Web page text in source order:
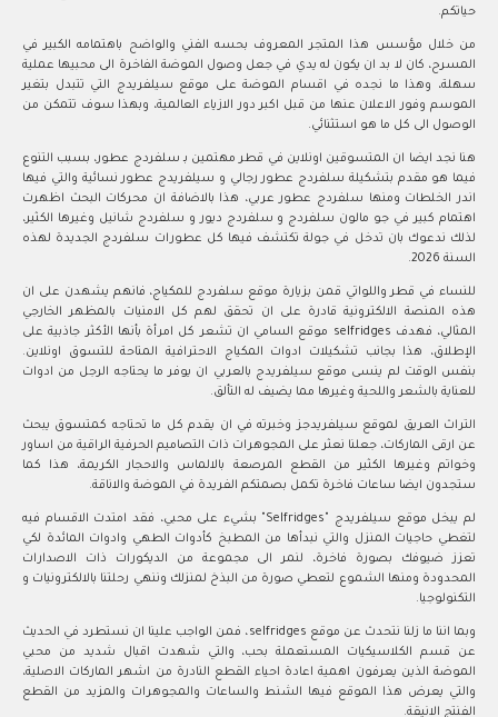
حياتكم.
من خلال مؤسس هذا المتجر المعروف بحسه الفني والواضح باهتمامه الكبير في
المسرح، كان لا بد ان يكون له يدي في جعل وصول الموضة الفاخرة الى محبيها عملية
سهلة، وهذا ما نجده في اقسام الموضة على موقع سيلفريدج التي تتبدل بتغير
الموسم وفور الاعلان عنها من قبل اكبر دور الازياء العالمية، وبهذا سوف تتمكن من
الوصول الى كل ما هو استثنائي.
هنا نجد ايضا ان المتسوقين اونلاين في قطر مهتمين بـ سلفردج عطور، بسبب التنوع
فيما هو مقدم بتشكيلة سلفردج عطور رجالي و سيلفريدج عطور نسائية والتي فيها
اندر الخلطات ومنها سلفردج عطور عربي، هذا بالاضافة ان محركات البحث اظهرت
اهتمام كبير في جو مالون سلفردج و سلفردج ديور و سلفردج شانيل وغيرها الكثير،
لذلك ندعوك بان تدخل في جولة تكتشف فيها كل عطورات سلفردج الجديدة لهذه
السنة 2026.
للنساء في قطر واللواتي قمن بزيارة موقع سلفردج للمكياج، فانهم يشهدن على ان
هذه المنصة الالكترونية قادرة على ان تحقق لهم كل الامنيات بالمظهر الخارجي
المثالي، فهدف selfridges موقع السامي ان تشعر كل امرأة بأنها الأكثر جاذبية على
الإطلاق، هذا بجانب تشكيلات ادوات المكياج الاحترافية المتاحة للتسوق اونلاين.
بنفس الوقت لم ينسى موقع سيلفريدج بالعربي ان يوفر ما يحتاجه الرجل من ادوات
للعناية بالشعر واللحية وغيرها مما يضيف له التألق.
التراث العريق لموقع سيلفريدجز وخبرته في ان يقدم كل ما تحتاجه كمتسوق يبحث
عن ارقى الماركات، جعلنا نعثر على المجوهرات ذات التصاميم الحرفية الراقية من اساور
وخواتم وغيرها الكثير من القطع المرصعة بالالماس والاحجار الكريمة، هذا كما
ستجدون ايضا ساعات فاخرة تكمل بصمتكم الفريدة في الموضة والاناقة.
لم يبخل موقع سيلفريدج "Selfridges" بشيء على محبي، فقد امتدت الاقسام فيه
لتغطي حاجيات المنزل والتي نبدأها من المطبخ كأدوات الطهي وادوات المائدة لكي
تعزز ضيوفك بصورة فاخرة، لنمر الى مجموعة من الديكورات ذات الاصدارات
المحدودة ومنها الشموع لتعطي صورة من البذخ لمنزلك وننهي رحلتنا بالالكترونيات و
التكنولوجيا.
وبما اننا ما زلنا نتحدث عن موقع selfridges، فمن الواجب علينا ان نستطرد في الحديث
عن قسم الكلاسيكيات المستعملة بحب، والتي شهدت اقبال شديد من محبي
الموضة الذين يعرفون اهمية اعادة احياء القطع النادرة من اشهر الماركات الاصلية،
والتي يعرض هذا الموقع فيها الشنط والساعات والمجوهرات والمزيد من القطع
الفنتج الانيقة.